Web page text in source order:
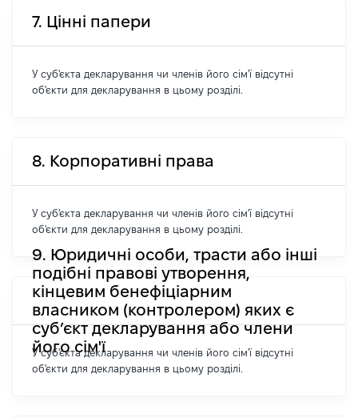
7. Цінні папери
У суб'єкта декларування чи членів його сім'ї відсутні
об'єкти для декларування в цьому розділі.
8. Корпоративні права
У суб'єкта декларування чи членів його сім'ї відсутні
об'єкти для декларування в цьому розділі.
9. Юридичні особи, трасти або інші
подібні правові утворення,
кінцевим бенефіціарним
власником (контролером) яких є
суб’єкт декларування або члени
його сім'ї
У суб'єкта декларування чи членів його сім'ї відсутні
об'єкти для декларування в цьому розділі.